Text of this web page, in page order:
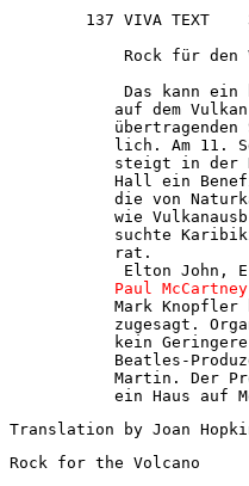
Rock
Das kann
auf dem
lich. Am
steigt in
Hall ein
die von
wie
suchte
Elton John,
Paul McCartney
Mark
zugesagt.
kein
Beatles-
Martin. Der
Translation by Joan
Rock for the Volcano